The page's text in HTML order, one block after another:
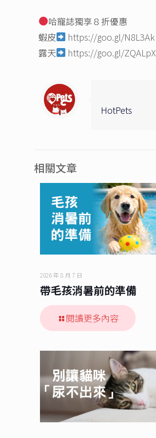
哈寵誌獨享８折優惠
蝦皮
https://goo.gl/N8L3Ak
露天
https://goo.gl/ZQALpX
HotPets
相關文章
2026 年 8 月 7 日
帶毛孩消暑前的準備
閱讀更多內容